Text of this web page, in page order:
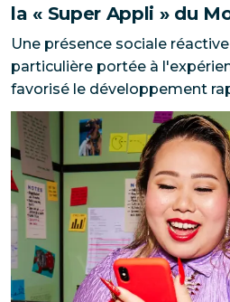
la « Super Appli » du
Une présence sociale
particulière portée à
favorisé le développement
Hootsuite booste la portée,